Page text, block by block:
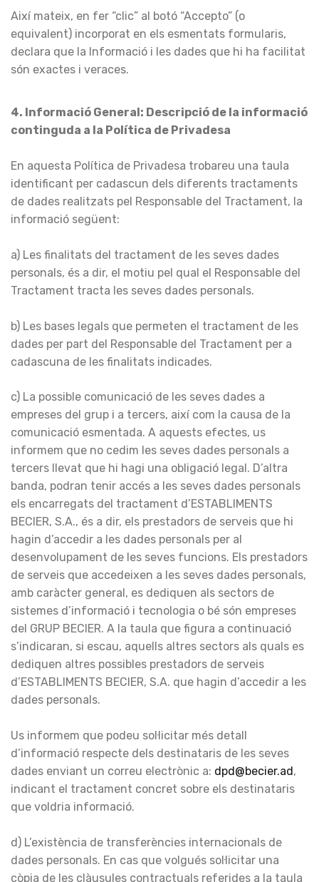
Així mateix, en fer “clic” al botó “Accepto” (o
equivalent) incorporat en els esmentats formularis,
declara que la Informació i les dades que hi ha facilitat
són exactes i veraces.
4. Informació General: Descripció de la informació
continguda a la Política de Privadesa
En aquesta Política de Privadesa trobareu una taula
identificant per cadascun dels diferents tractaments
de dades realitzats pel Responsable del Tractament, la
informació següent:
a) Les finalitats del tractament de les seves dades
personals, és a dir, el motiu pel qual el Responsable del
Tractament tracta les seves dades personals.
b) Les bases legals que permeten el tractament de les
dades per part del Responsable del Tractament per a
cadascuna de les finalitats indicades.
c) La possible comunicació de les seves dades a
empreses del grup i a tercers, així com la causa de la
comunicació esmentada. A aquests efectes, us
informem que no cedim les seves dades personals a
tercers llevat que hi hagi una obligació legal. D’altra
banda, podran tenir accés a les seves dades personals
els encarregats del tractament d’ESTABLIMENTS
BECIER, S.A., és a dir, els prestadors de serveis que hi
hagin d’accedir a les dades personals per al
desenvolupament de les seves funcions. Els prestadors
de serveis que accedeixen a les seves dades personals,
amb caràcter general, es dediquen als sectors de
sistemes d’informació i tecnologia o bé són empreses
del GRUP BECIER. A la taula que figura a continuació
s’indicaran, si escau, aquells altres sectors als quals es
dediquen altres possibles prestadors de serveis
d’ESTABLIMENTS BECIER, S.A. que hagin d’accedir a les
dades personals.
Us informem que podeu sol·licitar més detall
d’informació respecte dels destinataris de les seves
dades enviant un correu electrònic a: dpd@becier.ad ,
indicant el tractament concret sobre els destinataris
que voldria informació.
d) L’existència de transferències internacionals de
dades personals. En cas que volgués sol·licitar una
còpia de les clàusules contractuals referides a la taula